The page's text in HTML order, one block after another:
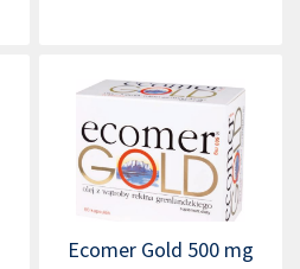
Ecomer Gold 500 mg